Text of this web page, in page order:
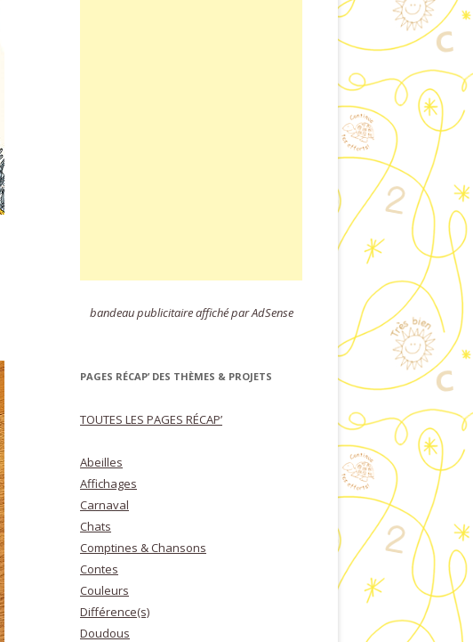
bandeau publicitaire affiché par AdSense
PAGES RÉCAP’ DES THÈMES & PROJETS
TOUTES LES PAGES RÉCAP’
Abeilles
Affichages
Carnaval
Chats
Comptines & Chansons
Contes
Couleurs
Différence(s)
Doudous